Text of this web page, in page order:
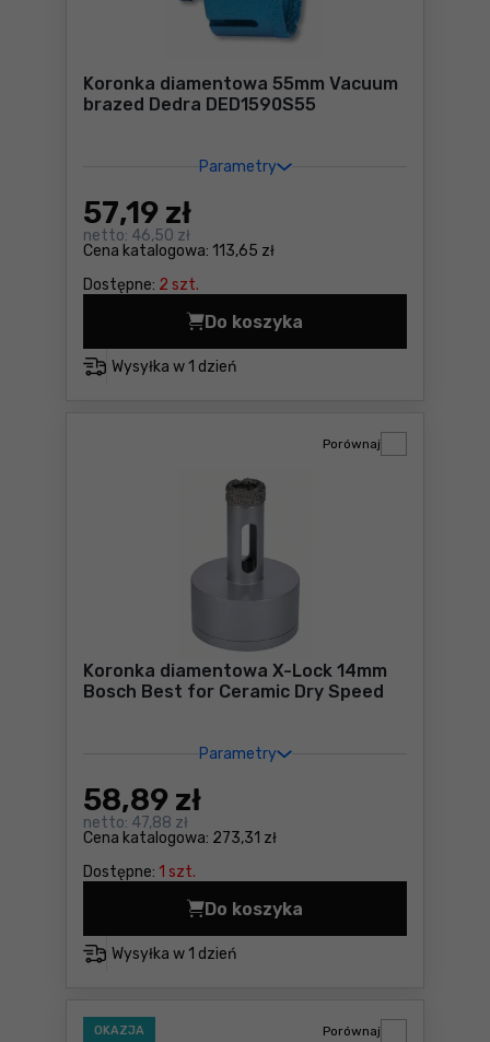
Koronka diamentowa 55mm Vacuum
brazed Dedra DED1590S55
Parametry
Cena katalogowa: 113,65 zł
57,19 zł
netto: 46,50 zł
Dostępne: 2 szt.
Wysyłka w 1 dzień
Do koszyka
Koronka diamentowa 55mm
Koronka diamentowa X-Lock 14mm
Bosch Best for Ceramic Dry Speed
Parametry
Cena katalogowa: 273,31 zł
58,89 zł
netto: 47,88 zł
Dostępne: 1 szt.
Porównaj
Wysyłka w 1 dzień
Do koszyka
Koronka diamentowa X-
OKAZJA Porównaj